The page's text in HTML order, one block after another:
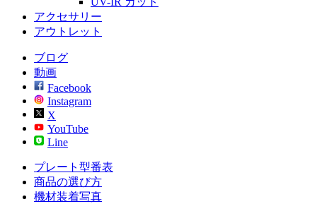
アクセサリー
アウトレット
ブログ
動画
Facebook
Instagram
X
YouTube
Line
プレート型番表
商品の選び方
機材装着写真